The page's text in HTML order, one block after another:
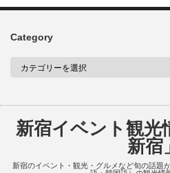
Category
新宿イベント観光
新宿
新宿のイベント・観光・グルメなど旬の話題